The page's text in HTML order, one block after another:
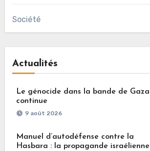
Société
Actualités
Le génocide dans la bande de Gaza
continue
9 août 2026
Manuel d’autodéfense contre la
Hasbara : la propagande israélienne